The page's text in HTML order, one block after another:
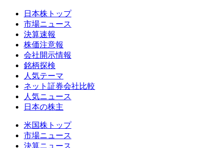
日本株トップ
市場ニュース
決算速報
株価注意報
会社開示情報
銘柄探検
人気テーマ
ネット証券会社比較
人気ニュース
日本の株主
米国株トップ
市場ニュース
決算ニュース